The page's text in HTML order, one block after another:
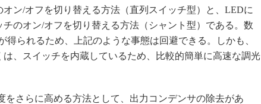
ン/オフを切り替える方法（直列スイッチ型）と、LEDに
のオン/オフを切り替える方法（シャント型）である。数
得られるため、上記のような事態は回避できる。しかも、
、スイッチを内蔵しているため、比較的簡単に高速な調光
さらに高める方法として、出力コンデンサの除去があ